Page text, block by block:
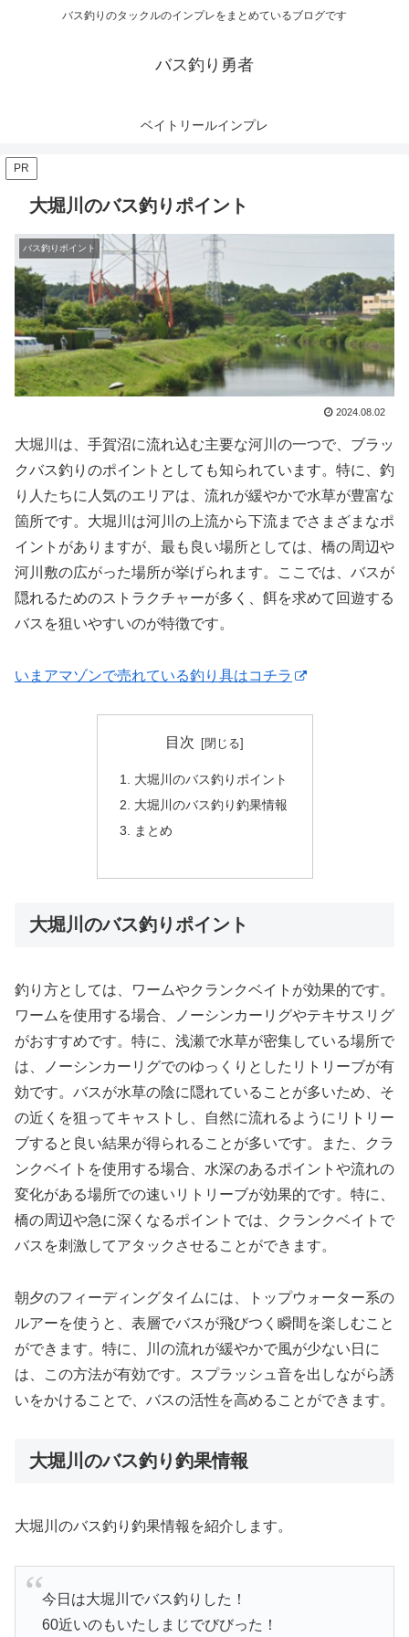
バス釣りのタックルのインプレをまとめているブログです
バス釣り勇者
ベイトリールインプレ
PR
大堀川のバス釣りポイント
バス釣りポイント
2024.08.02
大堀川は、手賀沼に流れ込む主要な河川の一つで、ブラッ
クバス釣りのポイントとしても知られています。特に、釣
り人たちに人気のエリアは、流れが緩やかで水草が豊富な
箇所です。大堀川は河川の上流から下流までさまざまなポ
イントがありますが、最も良い場所としては、橋の周辺や
河川敷の広がった場所が挙げられます。ここでは、バスが
隠れるためのストラクチャーが多く、餌を求めて回遊する
バスを狙いやすいのが特徴です。
いまアマゾンで売れている釣り具はコチラ
目次
大堀川のバス釣りポイント
大堀川のバス釣り釣果情報
まとめ
大堀川のバス釣りポイント
釣り方としては、ワームやクランクベイトが効果的です。
ワームを使用する場合、ノーシンカーリグやテキサスリグ
がおすすめです。特に、浅瀬で水草が密集している場所で
は、ノーシンカーリグでのゆっくりとしたリトリーブが有
効です。バスが水草の陰に隠れていることが多いため、そ
の近くを狙ってキャストし、自然に流れるようにリトリー
ブすると良い結果が得られることが多いです。また、クラ
ンクベイトを使用する場合、水深のあるポイントや流れの
変化がある場所での速いリトリーブが効果的です。特に、
橋の周辺や急に深くなるポイントでは、クランクベイトで
バスを刺激してアタックさせることができます。
朝夕のフィーディングタイムには、トップウォーター系の
ルアーを使うと、表層でバスが飛びつく瞬間を楽しむこと
ができます。特に、川の流れが緩やかで風が少ない日に
は、この方法が有効です。スプラッシュ音を出しながら誘
いをかけることで、バスの活性を高めることができます。
大堀川のバス釣り釣果情報
大堀川のバス釣り釣果情報を紹介します。
今日は大堀川でバス釣りした！
60近いのもいたしまじでびびった！